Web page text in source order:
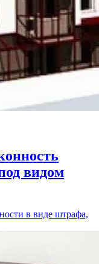
видом
в виде штрафа,